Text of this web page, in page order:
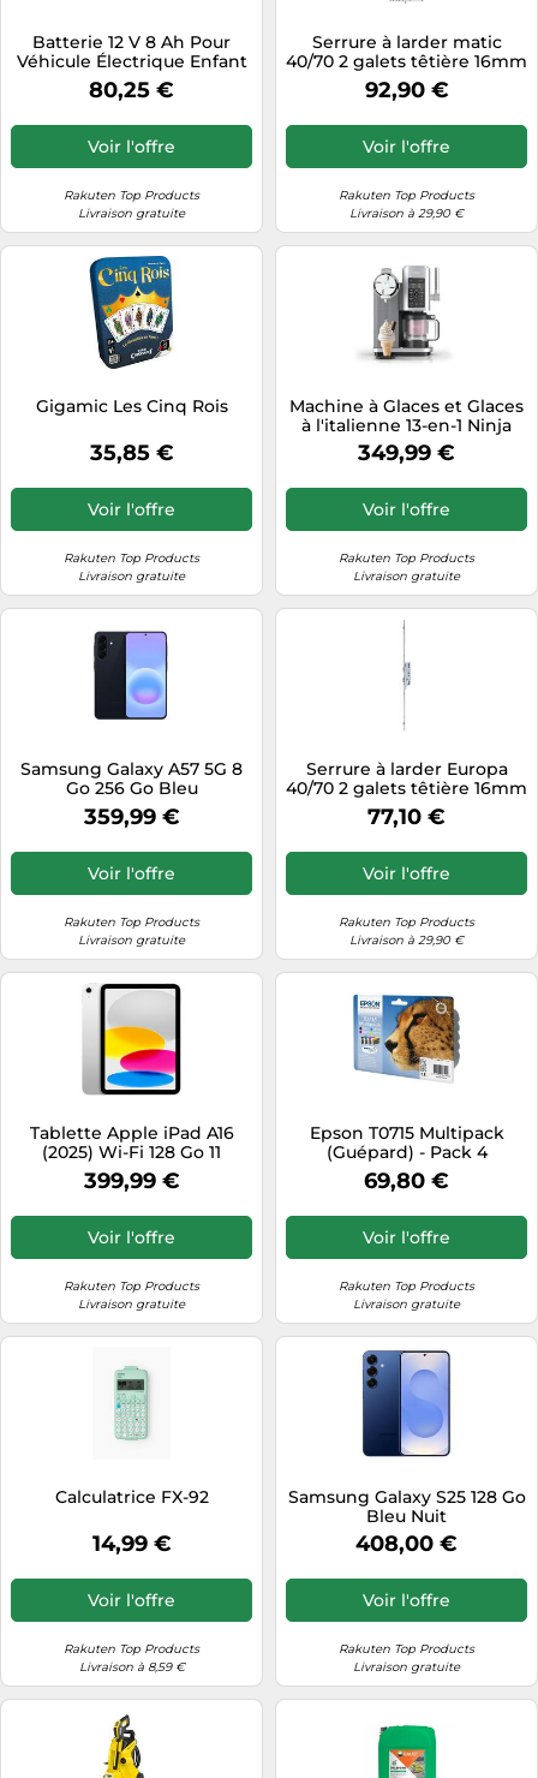
Tondeuses cheveux & barbe
Téléphonie
Téléviseurs
Télévision & vidéo
Électroménager
Batterie 12 V 8 Ah Pour
Véhicule Électrique Enfant
12v 8ah
80,25 €
Voir l'offre
Rakuten Top Products
Livraison gratuite
Serrure à larder matic
40/70 2 galets têtière 16mm
Longueur 2150mm - FERCO
- 6-33164-03-0-1
92,90 €
Voir l'offre
Rakuten Top Products
Livraison à 29,90 €
Gigamic Les Cinq Rois
35,85 €
Voir l'offre
Rakuten Top Products
Livraison gratuite
Machine à Glaces et Glaces
à l'italienne 13-en-1 Ninja
Swirl by CREAMi NC701EU
349,99 €
Voir l'offre
Rakuten Top Products
Livraison gratuite
Samsung Galaxy A57 5G 8
Go 256 Go Bleu
359,99 €
Voir l'offre
Rakuten Top Products
Livraison gratuite
Serrure à larder Europa
40/70 2 galets têtière 16mm
Longueur 2150mm - FERCO
- 6-33166-01-0-1
77,10 €
Voir l'offre
Rakuten Top Products
Livraison à 29,90 €
Tablette Apple iPad A16
(2025) Wi-Fi 128 Go 11
pouces Argent
399,99 €
Voir l'offre
Rakuten Top Products
Livraison gratuite
Epson T0715 Multipack
(Guépard) - Pack 4
cartouches d'encre - noir,
cyan, magenta, jaune (T0711,
69,80 €
Voir l'offre
Rakuten Top Products
Livraison gratuite
Calculatrice FX-92
14,99 €
Voir l'offre
Rakuten Top Products
Livraison à 8,59 €
Samsung Galaxy S25 128 Go
Bleu Nuit
408,00 €
Voir l'offre
Rakuten Top Products
Livraison gratuite